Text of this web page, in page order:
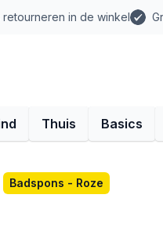
retourneren in de winkel
Thuis Basics
Badspons - Roze